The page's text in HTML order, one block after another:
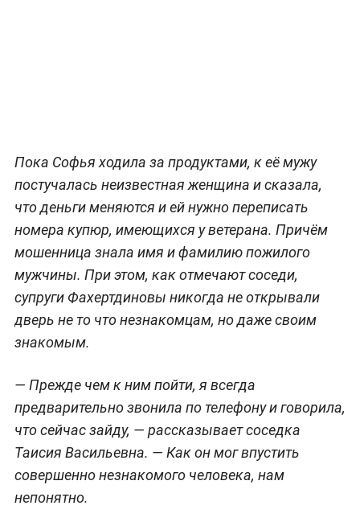
Пока Софья ходила за продуктами, к её мужу
постучалась неизвестная женщина и сказала,
что деньги меняются и ей нужно переписать
номера купюр, имеющихся у ветерана. Причём
мошенница знала имя и фамилию пожилого
мужчины. При этом, как отмечают соседи,
супруги Фахертдиновы никогда не открывали
дверь не то что незнакомцам, но даже своим
знакомым.
— Прежде чем к ним пойти, я всегда
предварительно звонила по телефону и говорила,
что сейчас зайду, — рассказывает соседка
Таисия Васильевна. — Как он мог впустить
совершенно незнакомого человека, нам
непонятно.